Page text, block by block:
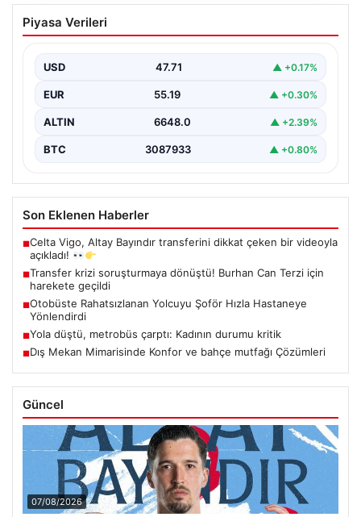
Transfer krizi soruşturmaya dönüştü!
Burhan Can Terzi için harekete geçildi
Piyasa Verileri
USD 47.71 ▲ +0.17%
EUR 55.19 ▲ +0.30%
ALTIN 6648.0 ▲ +2.39%
BTC 3087933 ▲ +0.80%
Son Eklenen Haberler
■Celta Vigo, Altay Bayındır transferini dikkat çeken bir videoyla
açıkladı!
■Transfer krizi soruşturmaya dönüştü! Burhan Can Terzi için
harekete geçildi
■Otobüste Rahatsızlanan Yolcuyu Şoför Hızla Hastaneye
Yönlendirdi
■Yola düştü, metrobüs çarptı: Kadının durumu kritik
■Dış Mekan Mimarisinde Konfor ve bahçe mutfağı Çözümleri
Güncel
07/08/2026